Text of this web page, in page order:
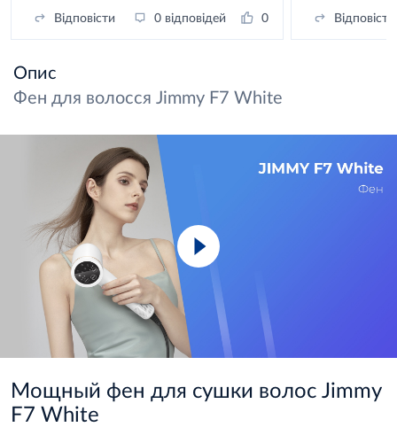
красивый, но требует аккуратности. Не
хватает такого то чехольчика для
транспортировки. Но по сути вообще не
Відповісти 0 відповідей 0 Відповісти
Опис
Фен для волосся Jimmy F7 White
Мощный фен для сушки волос Jimmy
F7 White